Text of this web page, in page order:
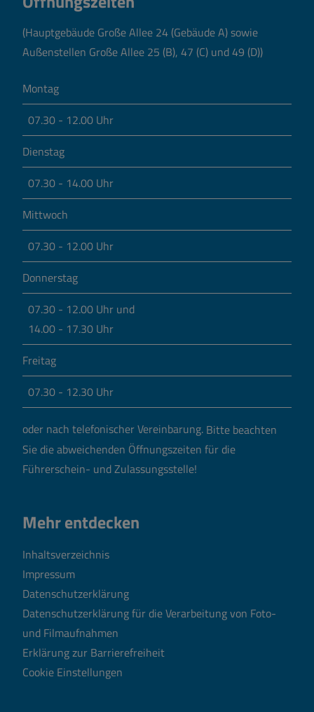
(Hauptgebäude Große Allee 24 (Gebäude A) sowie
Außenstellen Große Allee 25 (B), 47 (C) und 49 (D))
Montag
07.30 - 12.00 Uhr
Dienstag
07.30 - 14.00 Uhr
Mittwoch
07.30 - 12.00 Uhr
Donnerstag
07.30 - 12.00 Uhr und
14.00 - 17.30 Uhr
Freitag
07.30 - 12.30 Uhr
oder nach telefonischer Vereinbarung. Bitte beachten
Sie die abweichenden Öffnungszeiten für die
Führerschein- und Zulassungsstelle!
Mehr entdecken
Inhaltsverzeichnis
Impressum
Datenschutzerklärung
Datenschutzerklärung für die Verarbeitung von Foto-
und Filmaufnahmen
Erklärung zur Barrierefreiheit
Cookie Einstellungen